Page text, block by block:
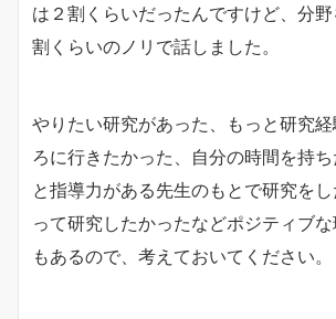
は２割くらいだったんですけど、分
割くらいのノリで話しました。
やりたい研究があった、もっと研究経
ろに行きたかった、自分の時間を持
と指導力がある先生のもとで研究を
って研究したかったなどポジティブ
もあるので、考えておいてください。